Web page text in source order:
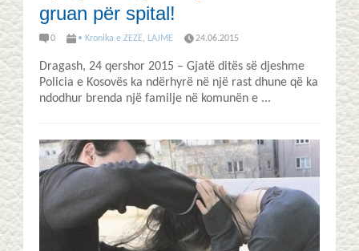
gruan për spital!
0 • Kronika e ZEZË, LAJME 24.06.2015
Dragash, 24 qershor 2015 – Gjatë ditës së djeshme
Policia e Kosovës ka ndërhyrë në një rast dhune që ka
ndodhur brenda një familje në komunën e ...